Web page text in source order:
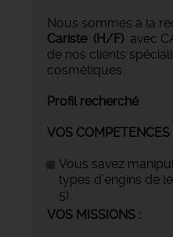
Nous sommes à la
Cariste (H/F) avec
de nos clients
cosmétiques.
Profil recherché
VOS COMPETENCES
Vous savez
types d’engins de
5).
VOS MISSIONS :